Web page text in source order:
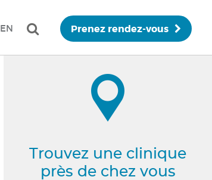
EN Prenez rendez-vous
Trouvez une clinique
près de chez vous